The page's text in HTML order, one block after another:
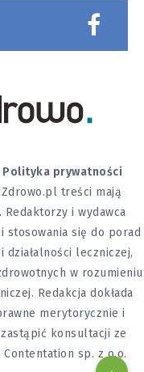
Polityka prywatności
treści mają
i wydawca
stosowania się do porad
działalności leczniczej,
w rozumieniu
Redakcja dokłada
merytorycznie i
konsultacji ze
sp. z o.o.